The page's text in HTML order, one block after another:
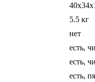
5.5 кг
нет
есть,
есть,
есть,